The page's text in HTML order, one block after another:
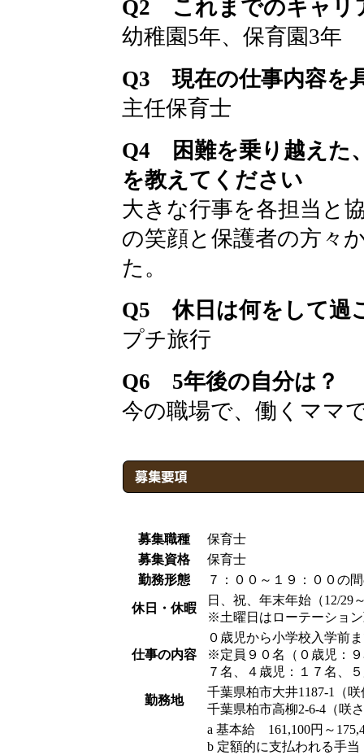
Q2 これまでのキャリ
幼稚園5年、保育園3年
Q3 現在の仕事内容を
主任保育士
Q4 困難を乗り越えた
を教えてください
大きな行事を各担当と
の笑顔と保護者の方々
た。
Q5 休日は何をして過
プチ旅行
Q6 5年後の自分は？
今の職場で、働くママ
募集職種
保育士
募集資格
保育士
勤務形態
７：００～１９：００の
休日・休暇
日、祝、年末年始（12/29
※土曜日はローテーショ
仕事の内容
０歳児から小学校入学前
※定員９０名（０歳児：
７名、４歳児：１７名、
勤務地
千葉県柏市大井1187-1（
千葉県柏市高柳2-6-4（咲
a 基本給 161,100円～
b 定額的に支払われる手当